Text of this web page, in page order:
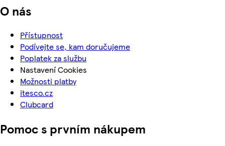
O nás
Přístupnost
Podívejte se, kam doručujeme
Poplatek za službu
Nastavení Cookies
Možnosti platby
itesco.cz
Clubcard
Pomoc s prvním nákupem